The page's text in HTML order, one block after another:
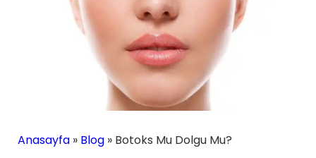
Anasayfa » Blog » Botoks Mu Dolgu Mu?